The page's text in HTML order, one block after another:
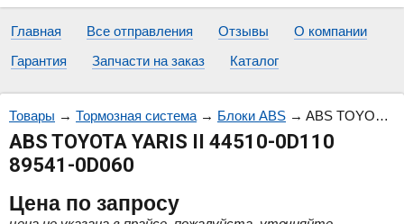
Главная Все отправления Отзывы
О компании
Гарантия
Запчасти на заказ Каталог
Товары → Тормозная система→ Блоки ABS → ABS TOYOTA YARIS II 44510-0D110 89541-0D060
ABS TOYOTA YARIS II 44510-0D110
89541-0D060
Цена по запросу